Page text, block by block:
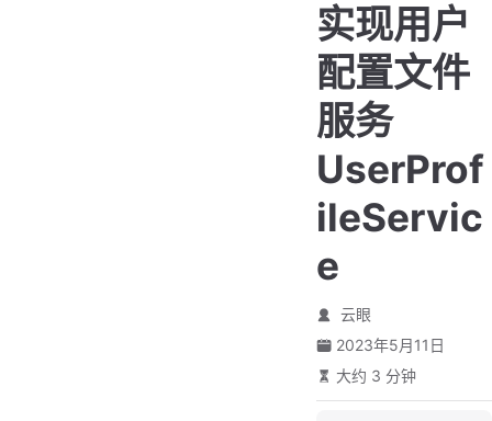
实现用户
配置文件
服务
UserProf
ileServic
e
云眼
2023年5月11日
大约 3 分钟